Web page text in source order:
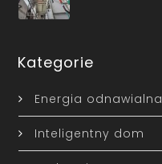
Kategorie
Energia odnawialna
Inteligentny dom